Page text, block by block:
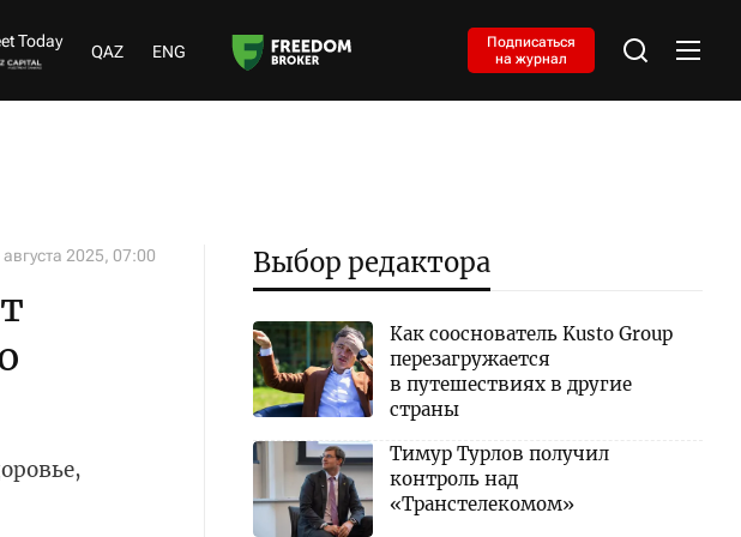
Today
QAZ ENG
Подписаться
на журнал
августа 2025, 07:00 Выбор редактора
Как сооснователь Kusto Group
перезагружается
в путешествиях в другие
страны
Тимур Турлов получил
контроль над
«Транстелекомом»